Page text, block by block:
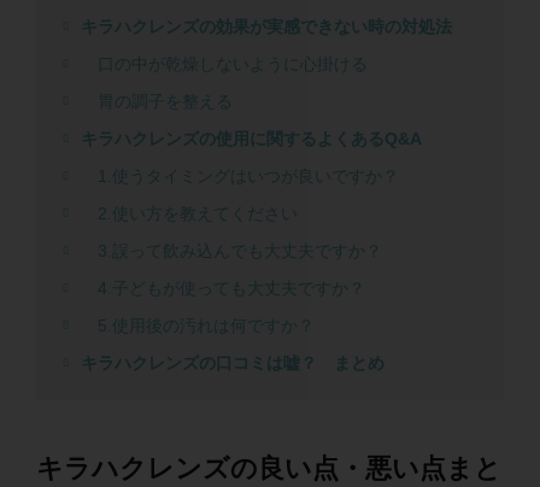
キラハクレンズの効果が実感できない時の対処法
口の中が乾燥しないように心掛ける
胃の調子を整える
キラハクレンズの使用に関するよくあるQ&A
1.使うタイミングはいつが良いですか？
2.使い方を教えてください
3.誤って飲み込んでも大丈夫ですか？
4.子どもが使っても大丈夫ですか？
5.使用後の汚れは何ですか？
キラハクレンズの口コミは嘘？ まとめ
キラハクレンズの良い点・悪い点まと